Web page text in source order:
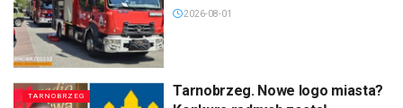
2026-08-01
TARNOBRZEG
Tarnobrzeg. Nowe logo miasta?